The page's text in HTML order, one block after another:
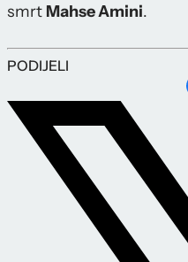
smrt Mahse Amini.
PODIJELI